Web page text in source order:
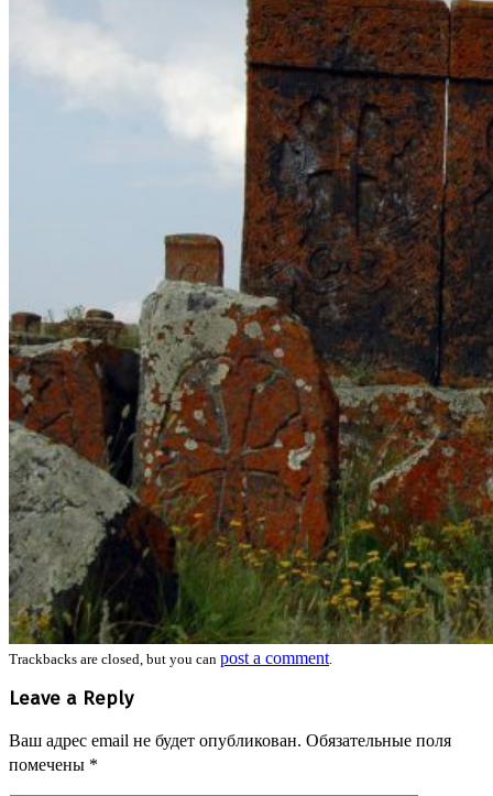
Trackbacks are closed, but you can post a comment.
Leave a Reply
Ваш адрес email не будет опубликован. Обязательные поля
помечены *